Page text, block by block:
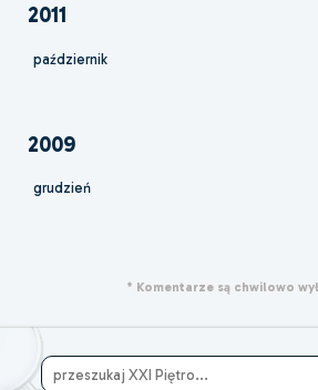
2011
październik
2009
grudzień
* Komentarze są chwilowo